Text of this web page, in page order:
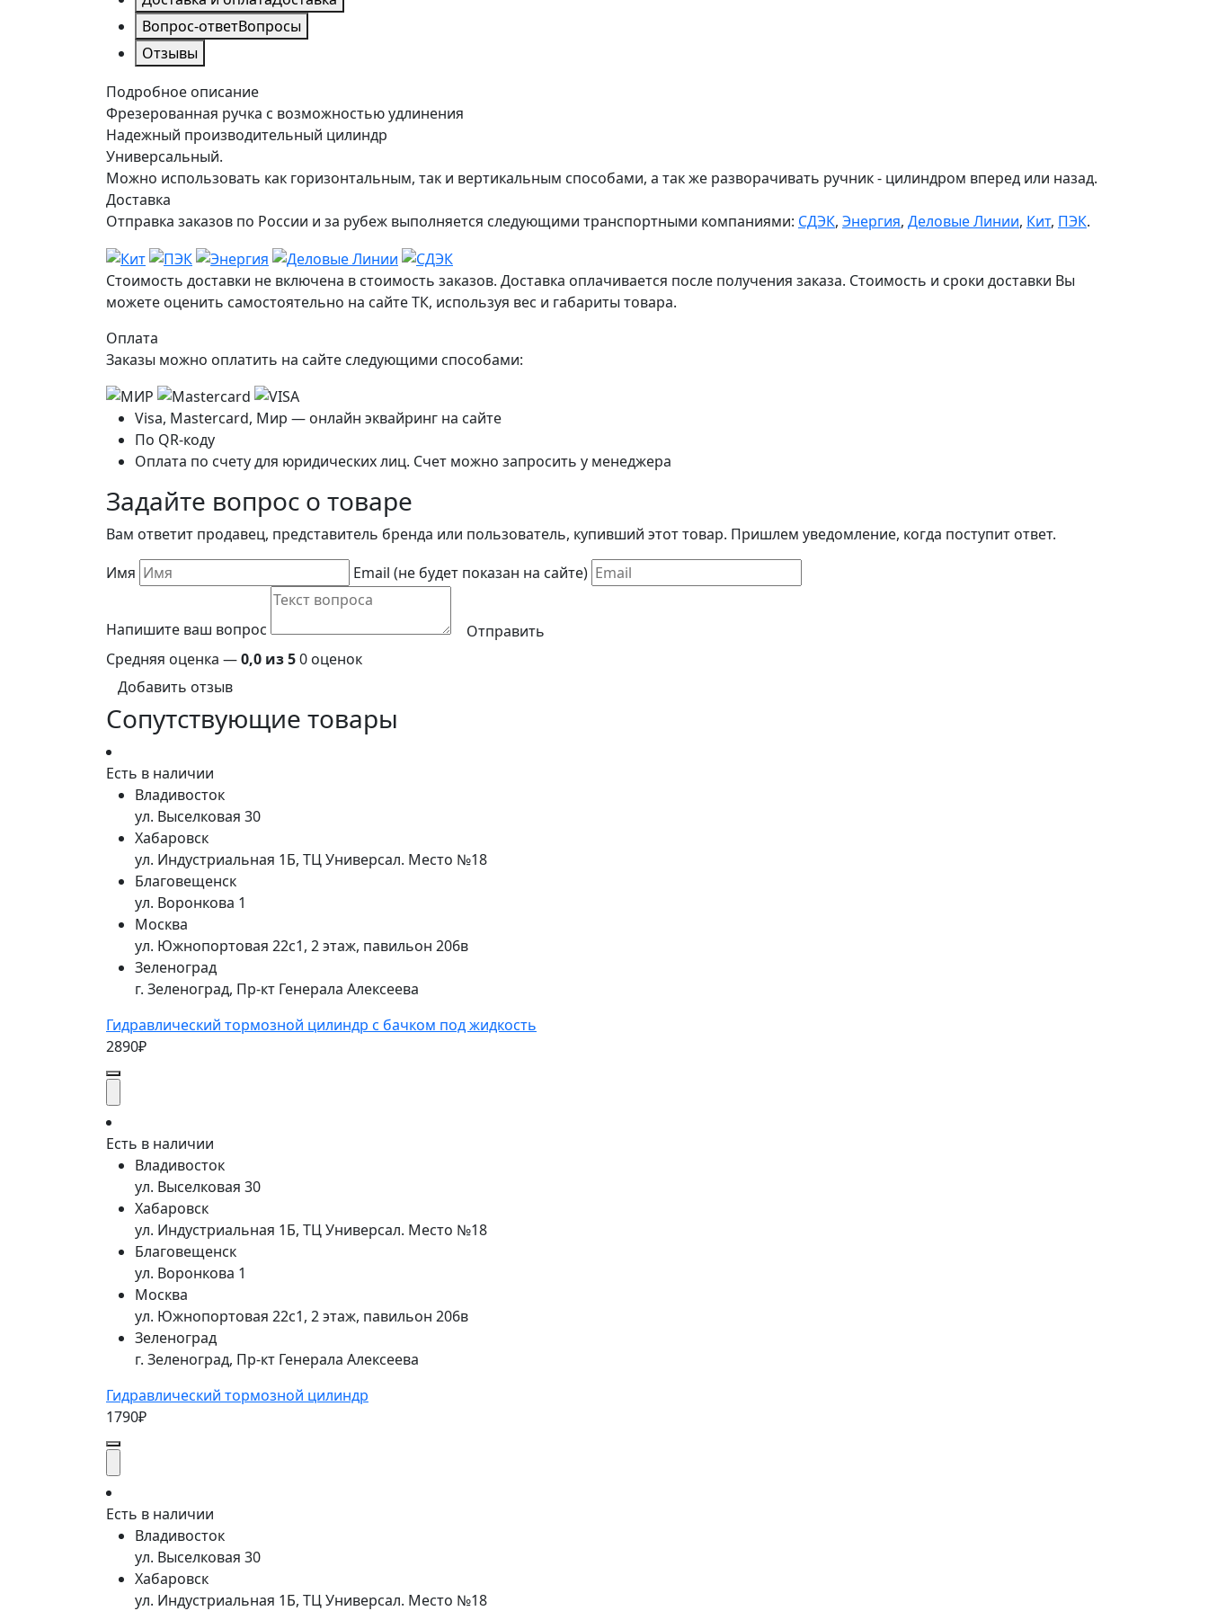
Вопрос-ответВопросы
Отзывы
Подробное описание
Фрезерованная ручка с возможностью удлинения
Надежный производительный цилиндр
Универсальный.
Можно использовать как горизонтальным, так и вертикальным способами, а так же разворачивать ручник - цилиндром вперед или назад.
Доставка
Отправка заказов по России и за рубеж выполняется следующими транспортными компаниями: СДЭК, Энергия, Деловые Линии, Кит, ПЭК.
Стоимость доставки не включена в стоимость заказов. Доставка оплачивается после получения заказа. Стоимость и сроки доставки Вы
можете оценить самостоятельно на сайте ТК, используя вес и габариты товара.
Оплата
Заказы можно оплатить на сайте следующими способами:
Visa, Mastercard, Мир — онлайн эквайринг на сайте
По QR-коду
Оплата по счету для юридических лиц. Счет можно запросить у менеджера
Задайте вопрос о товаре
Вам ответит продавец, представитель бренда или пользователь, купивший этот товар. Пришлем уведомление, когда поступит ответ.
Имя
Email (не будет показан на сайте)
Напишите ваш вопрос
Отправить
Средняя оценка —0,0 из 50 оценок
Добавить отзыв
Сопутствующие товары
Есть в наличии
Владивосток
ул. Выселковая 30
Хабаровск
ул. Индустриальная 1Б, ТЦ Универсал. Место №18
Благовещенск
ул. Воронкова 1
Москва
ул. Южнопортовая 22с1, 2 этаж, павильон 206в
Зеленоград
г. Зеленоград, Пр-кт Генерала Алексеева
Гидравлический тормозной цилиндр с бачком под жидкость
2890₽
Есть в наличии
Владивосток
ул. Выселковая 30
Хабаровск
ул. Индустриальная 1Б, ТЦ Универсал. Место №18
Благовещенск
ул. Воронкова 1
Москва
ул. Южнопортовая 22с1, 2 этаж, павильон 206в
Зеленоград
г. Зеленоград, Пр-кт Генерала Алексеева
Гидравлический тормозной цилиндр
1790₽
Есть в наличии
Владивосток
ул. Выселковая 30
Хабаровск
ул. Индустриальная 1Б, ТЦ Универсал. Место №18